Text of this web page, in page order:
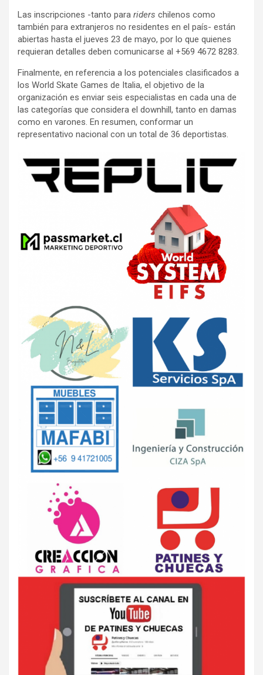
Las inscripciones -tanto para riders chilenos como
también para extranjeros no residentes en el país- están
abiertas hasta el jueves 23 de mayo, por lo que quienes
requieran detalles deben comunicarse al +569 4672 8283.
Finalmente, en referencia a los potenciales clasificados a
los World Skate Games de Italia, el objetivo de la
organización es enviar seis especialistas en cada una de
las categorías que considera el downhill, tanto en damas
como en varones. En resumen, conformar un
representativo nacional con un total de 36 deportistas.